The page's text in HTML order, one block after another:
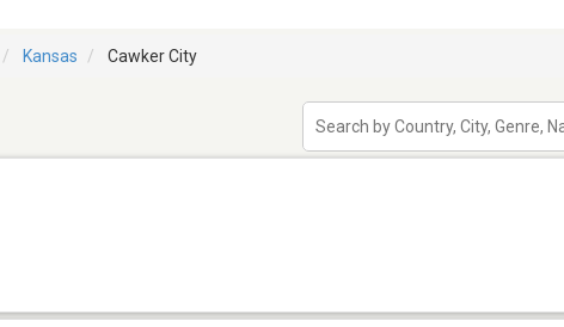
Kansas Cawker City